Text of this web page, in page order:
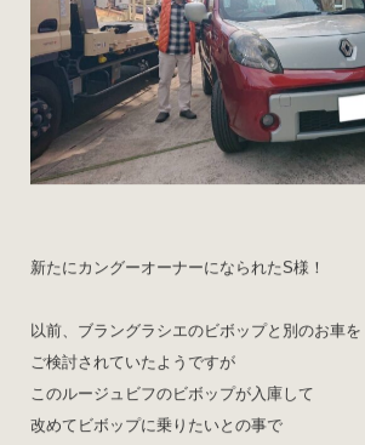
新たにカングーオーナーになられたS様！
以前、ブラングラシエのビボップと別のお車を
ご検討されていたようですが
このルージュビフのビボップが入庫して
改めてビボップに乗りたいとの事で